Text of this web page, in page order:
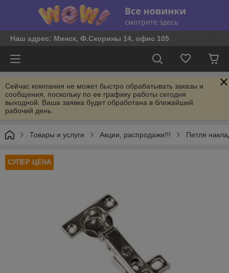
Наш адрес: Минск, Ф.Скорины 14, офис 105
Сейчас компания не может быстро обрабатывать заказы и
сообщения, поскольку по ее графику работы сегодня
выходной. Ваша заявка будет обработана в ближайший
рабочий день.
Товары и услуги Акции, распродажи!!! Петля
СУПЕР ЦЕНА